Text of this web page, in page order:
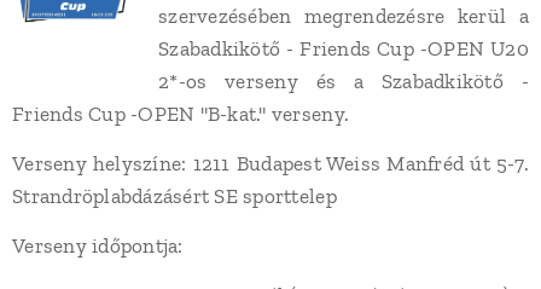
szervezésében megrendezésre kerül a
Szabadkikötő - Friends Cup -OPEN U20
2*-os verseny és a Szabadkikötő -
Friends Cup -OPEN "B-kat." verseny.
Verseny helyszíne: 1211 Budapest Weiss Manfréd út 5-7.
Strandröplabdázásért SE sporttelep
Verseny időpontja: